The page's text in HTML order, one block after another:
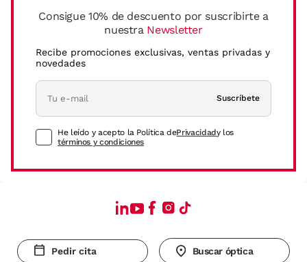
Consigue 10% de descuento por suscribirte a
nuestra Newsletter
Recibe promociones exclusivas, ventas privadas y
novedades
Suscríbete
He leído y acepto la Política dePrivacidady los
términos y condiciones
Pedir cita Buscar óptica